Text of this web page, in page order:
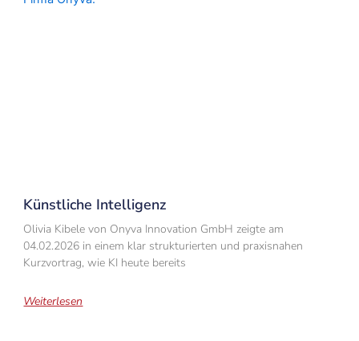
Künstliche Intelligenz
Olivia Kibele von Onyva Innovation GmbH zeigte am
04.02.2026 in einem klar strukturierten und praxisnahen
Kurzvortrag, wie KI heute bereits
Weiterlesen